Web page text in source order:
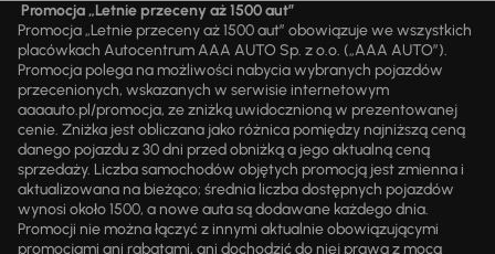
Promocja „Letnie przeceny aż 1500 aut”
Promocja „Letnie przeceny aż 1500 aut” obowiązuje we wszystkich
placówkach Autocentrum AAA AUTO Sp. z o.o. („AAA AUTO”).
Promocja polega na możliwości nabycia wybranych pojazdów
przecenionych, wskazanych w serwisie internetowym
aaaauto.pl/promocja, ze zniżką uwidocznioną w prezentowanej
cenie. Zniżka jest obliczana jako różnica pomiędzy najniższą ceną
danego pojazdu z 30 dni przed obniżką a jego aktualną ceną
sprzedaży. Liczba samochodów objętych promocją jest zmienna i
aktualizowana na bieżąco; średnia liczba dostępnych pojazdów
wynosi około 1500, a nowe auta są dodawane każdego dnia.
Promocji nie można łączyć z innymi aktualnie obowiązującymi
promocjami ani rabatami, ani dochodzić do niej prawa z mocą